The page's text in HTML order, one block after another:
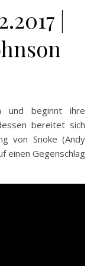
|
und beginnt ihre
bereitet sich
von Snoke (Andy
einen Gegenschlag